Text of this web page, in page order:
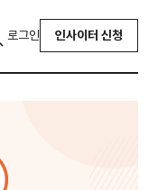
로그인 인사이터 신청